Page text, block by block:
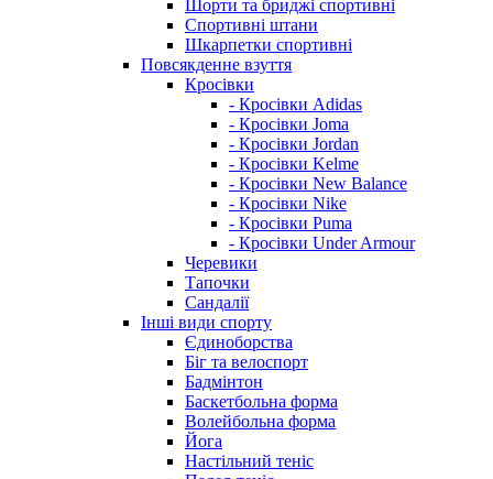
Шорти та бриджі спортивні
Спортивні штани
Шкарпетки спортивні
Повсякденне взуття
Кросівки
- Кросівки Adidas
- Кросівки Joma
- Кросівки Jordan
- Кросівки Kelme
- Кросівки New Balance
- Кросівки Nike
- Кросівки Puma
- Кросівки Under Armour
Черевики
Тапочки
Сандалії
Інші види спорту
Єдиноборства
Біг та велоспорт
Бадмінтон
Баскетбольна форма
Волейбольна форма
Йога
Настільний теніс